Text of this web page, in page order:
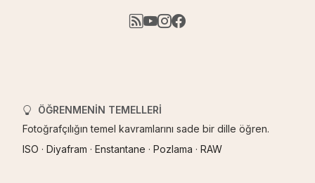
ÖĞRENMENIN TEMELLERI
Fotoğrafçılığın temel kavramlarını sade bir dille öğren.
ISO · Diyafram · Enstantane · Pozlama · RAW